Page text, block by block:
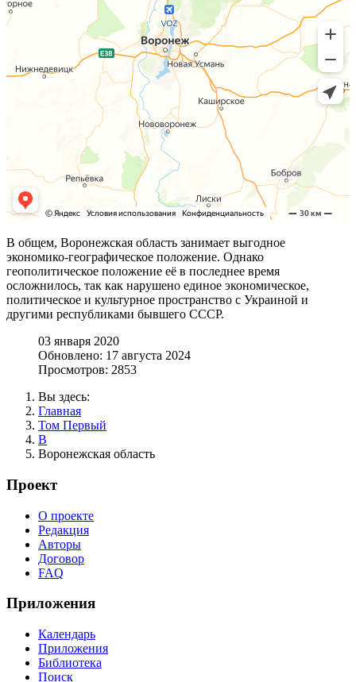
В общем, Воронежская область занимает выгодное
экономико-географическое положение. Однако
геополитическое положение её в последнее время
осложнилось, так как нарушено единое экономическое,
политическое и культурное пространство с Украиной и
другими республиками бывшего СССР.
03 января 2020
Обновлено: 17 августа 2024
Просмотров: 2853
Вы здесь:
Главная
Том Первый
В
Воронежская область
Проект
О проекте
Редакция
Авторы
Договор
FAQ
Приложения
Календарь
Приложения
Библиотека
Поиск